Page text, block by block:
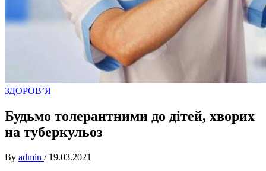
ЗДОРОВ’Я
Будьмо толерантними до дітей, хворих
на туберкульоз
By admin / 19.03.2021